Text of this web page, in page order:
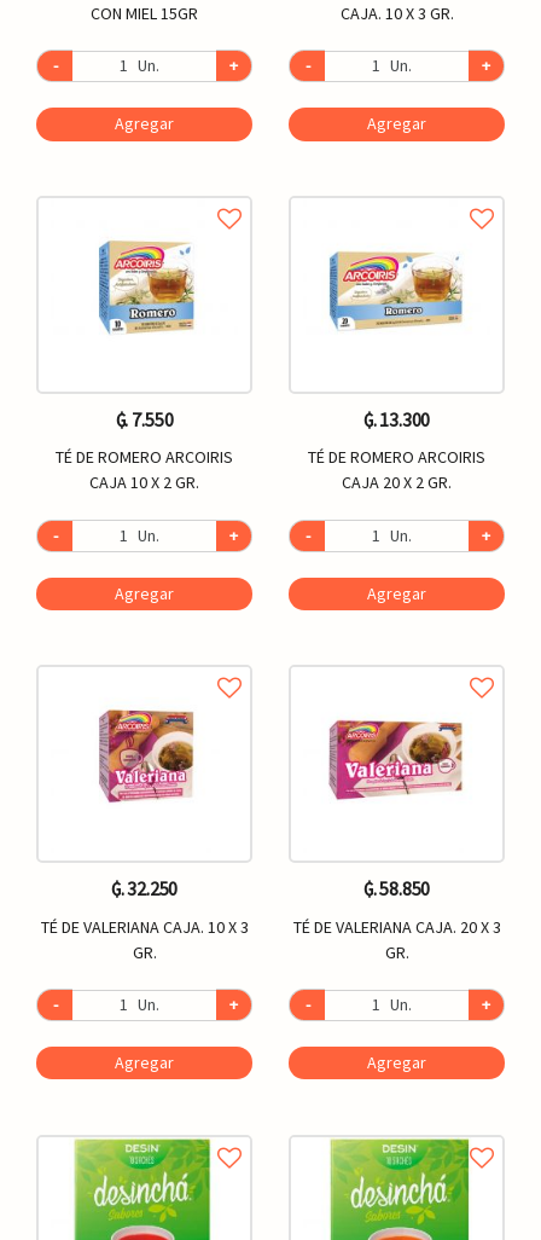
CON MIEL 15GR
- Un. +
Agregar
CAJA. 10 X 3 GR.
- Un. +
Agregar
₲. 7.550
TÉ DE ROMERO ARCOIRIS
CAJA 10 X 2 GR.
- Un. +
Agregar
₲. 13.300
TÉ DE ROMERO ARCOIRIS
CAJA 20 X 2 GR.
- Un. +
Agregar
₲. 32.250
TÉ DE VALERIANA CAJA. 10 X 3
GR.
- Un. +
Agregar
₲. 58.850
TÉ DE VALERIANA CAJA. 20 X 3
GR.
- Un. +
Agregar